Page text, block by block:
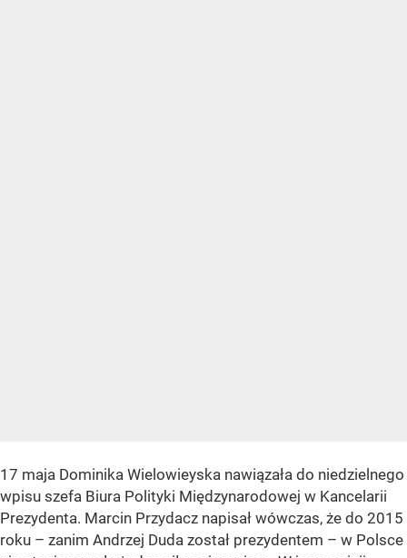
17 maja Dominika Wielowieyska nawiązała do niedzielnego
wpisu szefa Biura Polityki Międzynarodowej w Kancelarii
Prezydenta. Marcin Przydacz napisał wówczas, że do 2015
roku – zanim Andrzej Duda został prezydentem – w Polsce